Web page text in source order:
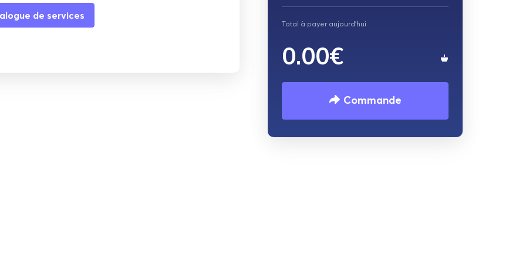
de services
0.00€
Total à payer aujourd'hui
Commande